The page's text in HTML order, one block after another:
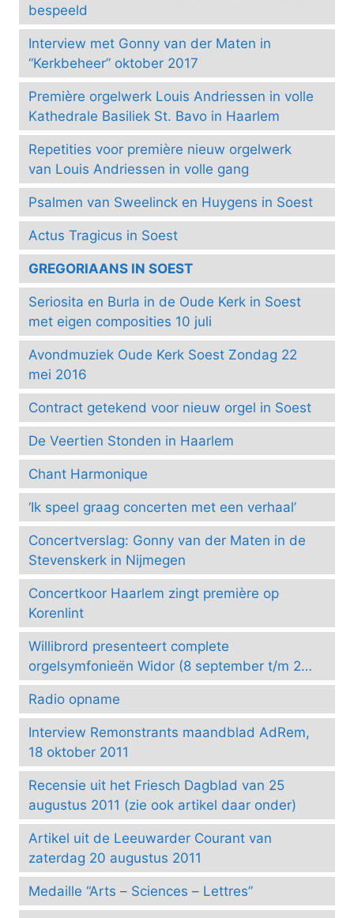
bespeeld
Interview met Gonny van der Maten in
“Kerkbeheer” oktober 2017
Première orgelwerk Louis Andriessen in volle
Kathedrale Basiliek St. Bavo in Haarlem
Repetities voor première nieuw orgelwerk
van Louis Andriessen in volle gang
Psalmen van Sweelinck en Huygens in Soest
Actus Tragicus in Soest
GREGORIAANS IN SOEST
Seriosita en Burla in de Oude Kerk in Soest
met eigen composities 10 juli
Avondmuziek Oude Kerk Soest Zondag 22
mei 2016
Contract getekend voor nieuw orgel in Soest
De Veertien Stonden in Haarlem
Chant Harmonique
‘Ik speel graag concerten met een verhaal’
Concertverslag: Gonny van der Maten in de
Stevenskerk in Nijmegen
Concertkoor Haarlem zingt première op
Korenlint
Willibrord presenteert complete
orgelsymfonieën Widor (8 september t/m 24
november 2013)
Radio opname
Interview Remonstrants maandblad AdRem,
18 oktober 2011
Recensie uit het Friesch Dagblad van 25
augustus 2011 (zie ook artikel daar onder)
Artikel uit de Leeuwarder Courant van
zaterdag 20 augustus 2011
Medaille “Arts – Sciences – Lettres”